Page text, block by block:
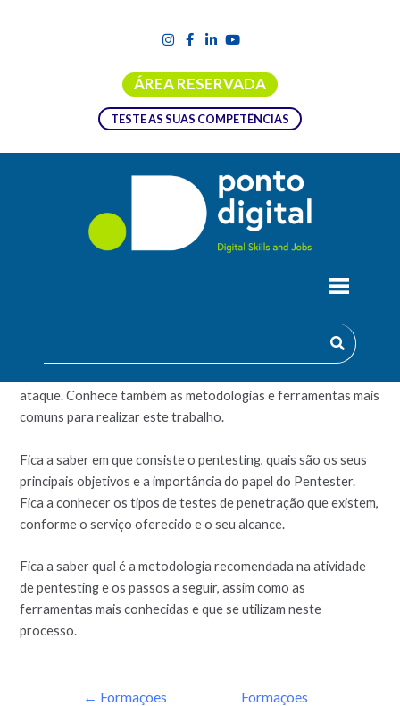
ÁREA RESERVADA
TESTE AS SUAS COMPETÊNCIAS
CIBERSEGURANÇA – PENTESTING
Aprende em que consiste a atividade de pentesting e a sua
ataque. Conhece também as metodologias e ferramentas mais
comuns para realizar este trabalho.
Fica a saber em que consiste o pentesting, quais são os seus
principais objetivos e a importância do papel do Pentester.
Fica a conhecer os tipos de testes de penetração que existem,
conforme o serviço oferecido e o seu alcance.
Fica a saber qual é a metodologia recomendada na atividade
de pentesting e os passos a seguir, assim como as
ferramentas mais conhecidas e que se utilizam neste
processo.
← Formações
Formações